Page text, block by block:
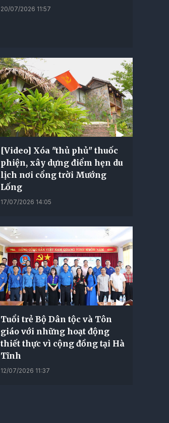
20/07/2026 11:57
[Video] Xóa "thủ phủ" thuốc
phiện, xây dựng điểm hẹn du
lịch nơi cổng trời Mướng
Lống
17/07/2026 14:05
Tuổi trẻ Bộ Dân tộc và Tôn
giáo với những hoạt động
thiết thực vì cộng đồng tại Hà
Tĩnh
12/07/2026 11:37